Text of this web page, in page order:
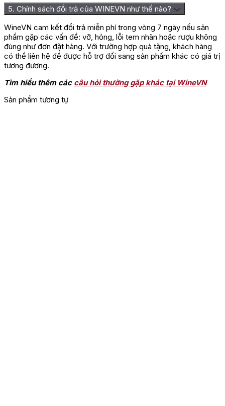
5. Chính sách đổi trả của WINEVN như thế nào?
WineVN cam kết đổi trả miễn phí trong vòng 7 ngày nếu sản
phẩm gặp các vấn đề: vỡ, hỏng, lỗi tem nhãn hoặc rượu không
đúng như đơn đặt hàng. Với trường hợp quà tặng, khách hàng
có thể liên hệ để được hỗ trợ đổi sang sản phẩm khác có giá trị
tương đương.
Tìm hiểu thêm các câu hỏi thường gặp khác tại WineVN
Sản phẩm tương tự